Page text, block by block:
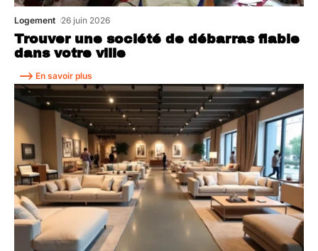
Trouver une société de débarras fiable
dans votre ville
Logement 26 juin 2026
En savoir plus